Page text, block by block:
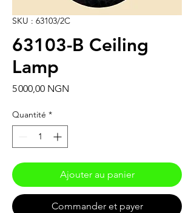
SKU : 63103/2C
63103-B Ceiling
Lamp
5 000,00 NGN
Quantité *
Ajouter au panier
Commander et payer